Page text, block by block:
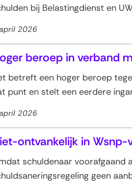
bij Belastingdienst en
2026
beroep in verband
betreft een hoger beroep
punt en stelt een eerdere
2026
ontvankelijk in Wsnp-
schuldenaar voorafgaand
geen